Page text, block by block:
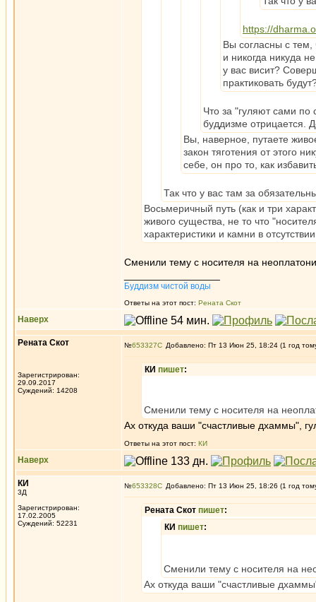
https://
Вы согласны с тем,
и никогда никуда
у вас висит?
практиковать
Что за "гуляют сами по
буддизме отрицается.
Вы, наверное, путаете
закон тяготения от этого
себе, он про то, как
Так что у вас там за
Восьмеричный путь (как и три
живого существа, не то что
характеристики и камни в
Сменили тему с носителя на
Буддизм чистой воды
Ответы на этот пост: Рената Скот
Наверх
Рената Скот
Зарегистрирован:
29.09.2017
Суждений: 14208
№653327 Добавлено: Пт 13 Июн 25, 18:24 (1 год
КИ пишет:
Сменили тему с носителя на
Ах откуда ваши "счастливые дхаммы",
Ответы на этот пост: КИ
Наверх
КИ
3Д
Зарегистрирован:
17.02.2005
Суждений: 52231
№653328 Добавлено: Пт 13 Июн 25, 18:26 (1 год
Рената Скот пишет:
КИ пишет:
Сменили тему с носителя на
Ах откуда ваши "счастливые